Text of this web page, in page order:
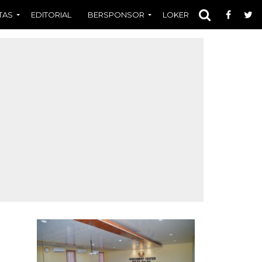
EDITORIAL BERSPONSOR LOKER OPINI